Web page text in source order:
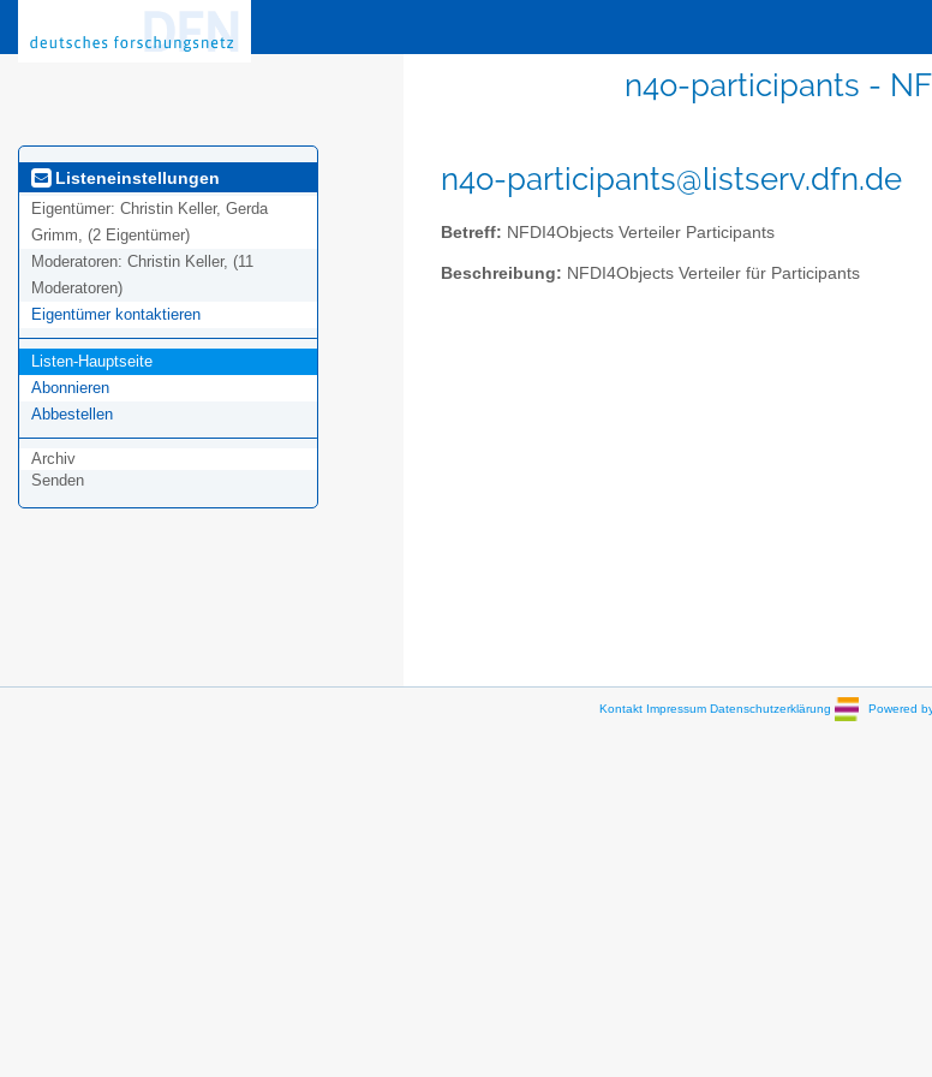
n4o-participants -
Listeneinstellungen
Eigentümer: Christin Keller, Gerda
Grimm, (2 Eigentümer)
Moderatoren: Christin Keller, (11
Moderatoren)
Eigentümer kontaktieren
Listen-Hauptseite
Abonnieren
Abbestellen
Archiv
Senden
n4o-participants@listserv.dfn.de
Betreff: NFDI4Objects Verteiler Participants
Beschreibung: NFDI4Objects Verteiler für Participants
Kontakt Impressum Datenschutzerklärung Powered